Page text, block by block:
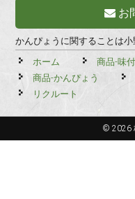
お
かんぴょうに関することは
ホーム
商品-味
商品-かんぴょう
リクルート
© 2026